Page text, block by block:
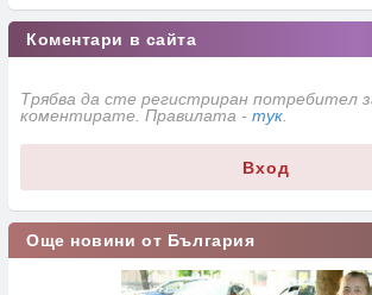
Коментари в сайта
Трябва да сте регистриран потребител
коментирате. Правилата - тук
Вход
Още новини от България